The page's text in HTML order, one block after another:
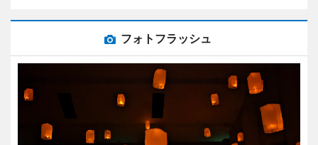
フォトフラッシュ